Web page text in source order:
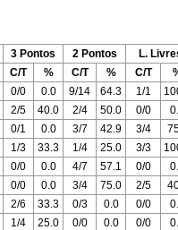
3 Pontos 2 Pontos
L.
C/T % C/T % C/T
0/0 0.0 9/14 64.3 1/1
2/5 40.0 2/4 50.0 0/0
0/1 0.0 3/7 42.9 3/4
1/3 33.3 1/4 25.0 3/3
0/0 0.0 4/7 57.1 0/0
0/0 0.0 3/4 75.0 2/5
2/6 33.3 0/3 0.0 0/0
1/4 25.0 0/0 0.0 0/0